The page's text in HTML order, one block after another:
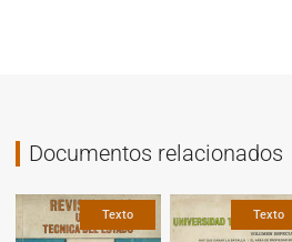
Documentos relacionados
Texto Texto